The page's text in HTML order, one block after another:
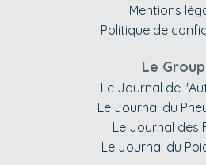
Mentions
Politique de
Le
Le Journal de
Le Journal du
Le Journal des
Le Journal du